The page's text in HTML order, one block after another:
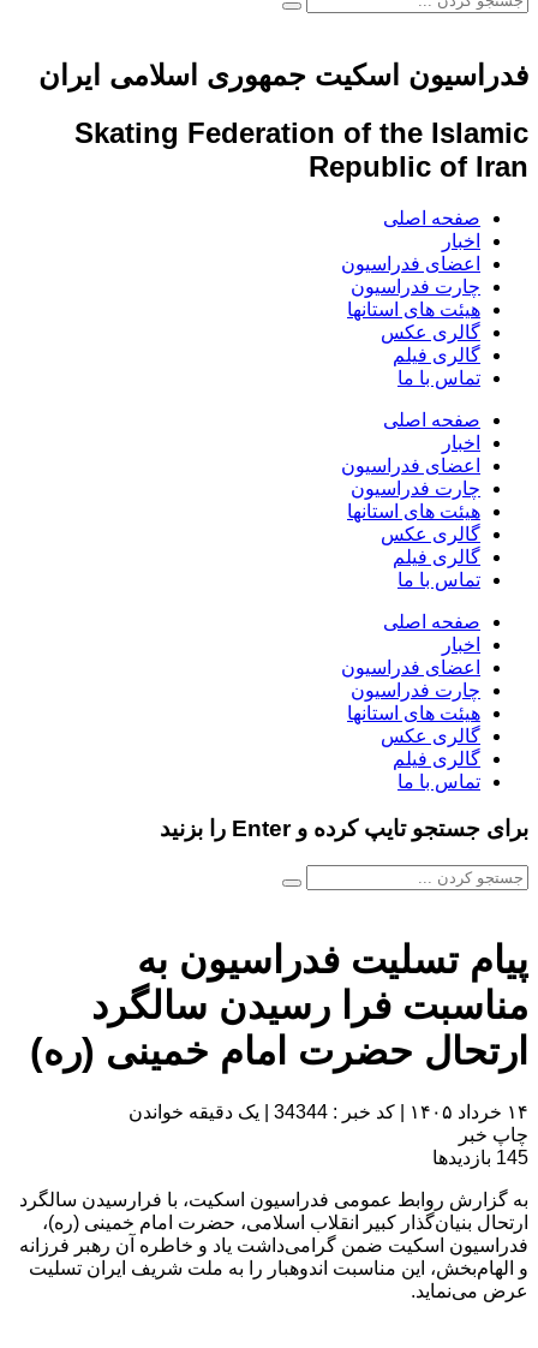
فدراسیون اسکیت جمهوری اسلامی ایران
Skating Federation of the Islamic
Republic of Iran
صفحه اصلی
اخبار
اعضای فدراسیون
چارت فدراسیون
هیئت های استانها
گالری عکس
گالری فیلم
تماس با ما
صفحه اصلی
اخبار
اعضای فدراسیون
چارت فدراسیون
هیئت های استانها
گالری عکس
گالری فیلم
تماس با ما
صفحه اصلی
اخبار
اعضای فدراسیون
چارت فدراسیون
هیئت های استانها
گالری عکس
گالری فیلم
تماس با ما
برای جستجو تایپ کرده و Enter را بزنید
پیام تسلیت فدراسیون به
مناسبت فرا رسیدن سالگرد
ارتحال حضرت امام خمینی (ره)
۱۴ خرداد ۱۴۰۵ کد خبر : 34344
یک دقیقه خواندن
چاپ خبر
145 بازدیدها
به گزارش روابط عمومی فدراسیون اسکیت، با فرارسیدن سالگرد
ارتحال بنیان‌گذار کبیر انقلاب اسلامی، حضرت امام خمینی (ره)،
فدراسیون اسکیت ضمن گرامی‌داشت یاد و خاطره آن رهبر فرزانه
و الهام‌بخش، این مناسبت اندوهبار را به ملت شریف ایران تسلیت
عرض می‌نماید.